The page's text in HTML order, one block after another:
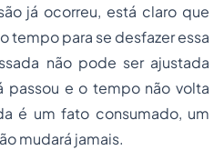
já ocorreu, está claro que
tempo para se desfazer essa
não pode ser ajustada
passou e o tempo não volta
é um fato consumado, um
mudará jamais.